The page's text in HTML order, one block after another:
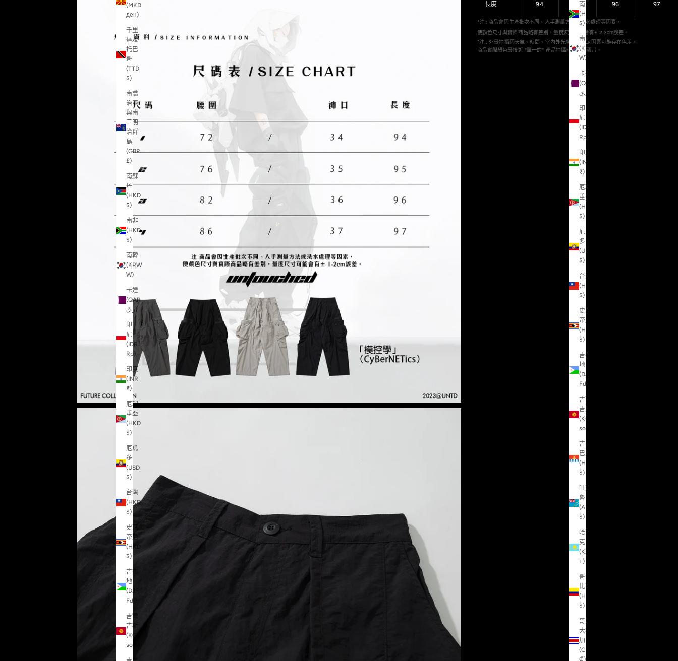
南非
(HKD
$)
南韓
(KRW
₩)
卡達
(QAR
印
尼
(IDR
Rp)
印度
(INR
₹)
厄利
垂亞
(HKD
$)
厄瓜
多
(USD
$)
台灣
(HKD
$)
史瓦
帝尼
(HKD
$)
吉布
地
(DJF
Fdj)
吉爾
吉斯
(KGS
som)
吉里
巴斯
(HKD
$)
吐瓦
魯
(AUD
$)
哈薩
克
(KZT
₸)
哥倫
比亞
(HKD
$)
哥斯
大黎
加
(CRC
₡)
(MKD
ден)
千里
達及
托巴
哥
(TTD
$)
南喬
治亞
與南
三明
治群
島
(GBP
£)
南蘇
丹
(HKD
$)
南非
(HKD
$)
南韓
(KRW
₩)
卡達
(QAR
ر.ق)
印
尼
(IDR
Rp)
印度
(INR
₹)
厄利
垂亞
(HKD
$)
厄瓜
多
(USD
$)
台灣
(HKD
$)
史瓦
帝尼
(HKD
$)
吉布
地
(DJF
Fdj)
吉爾
吉斯
(KGS
som)
長度 94 95 96 97
*注 : 商品會因生產批次不同、人手測量方法或洗水處理等因素，
使顏色尺寸與實際商品略有差別，量度尺寸可能會有± 2-3cm誤差。
*注 : 外景拍攝因天氣、時間、室內外光線等不穩定因素可能存在色差，
商品實際顏色最接近 "單一的" 產品拍攝時的衣服圖片 。